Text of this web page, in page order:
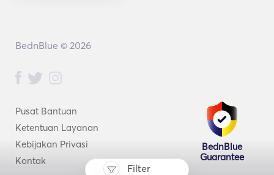
Filter
Pusat Bantuan
Ketentuan Layanan
Kebijakan Privasi
Kontak
BednBlue
Guarantee
BednBlue © 2026